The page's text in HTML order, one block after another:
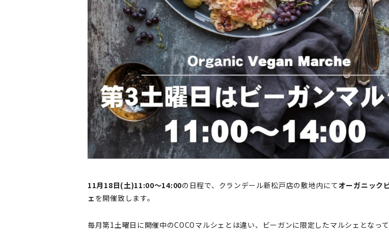
11月18日(土)11:00〜14:00の日程で、クランデール新松戸店の敷地内にてオーガニック
ェ を開催致します。
毎月第1土曜日に開催中のCOCOマルシェとは違い、ビーガンに限定したマルシェとなって